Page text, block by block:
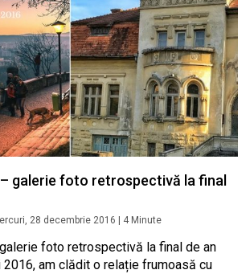
– galerie foto retrospectivă la final
28 decembrie 2016 4 Minute
foto retrospectivă la final de an
2016, am clădit o relație frumoasă cu